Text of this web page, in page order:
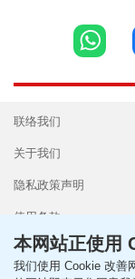
联络我们
关于我们
隐私政策声明
使用条款
本网站正使用
我们使用 Cookie 改善